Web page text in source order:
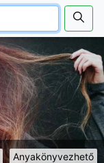
Anyakönyvezhető